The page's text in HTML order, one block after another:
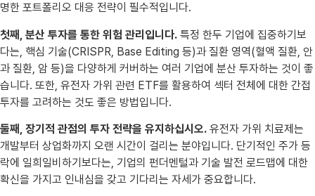
명한 포트폴리오 대응 전략이 필수적입니다.
첫째, 분산 투자를 통한 위험 관리입니다. 특정 한두 기업에 집중하기보
다는, 핵심 기술(CRISPR, Base Editing 등)과 질환 영역(혈액 질환, 안
과 질환, 암 등)을 다양하게 커버하는 여러 기업에 분산 투자하는 것이 좋
습니다. 또한, 유전자 가위 관련 ETF를 활용하여 섹터 전체에 대한 간접
투자를 고려하는 것도 좋은 방법입니다.
둘째, 장기적 관점의 투자 전략을 유지하십시오. 유전자 가위 치료제는
개발부터 상업화까지 오랜 시간이 걸리는 분야입니다. 단기적인 주가 등
락에 일희일비하기보다는, 기업의 펀더멘털과 기술 발전 로드맵에 대한
확신을 가지고 인내심을 갖고 기다리는 자세가 중요합니다.